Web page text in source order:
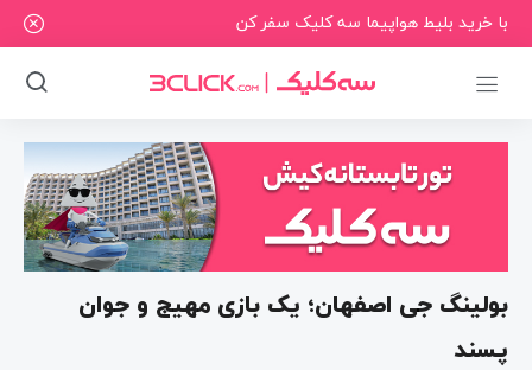
با خرید بلیط هواپیما سه کلیک سفر کن
بولینگ جی اصفهان؛ یک بازی مهیج و جوان
پسند